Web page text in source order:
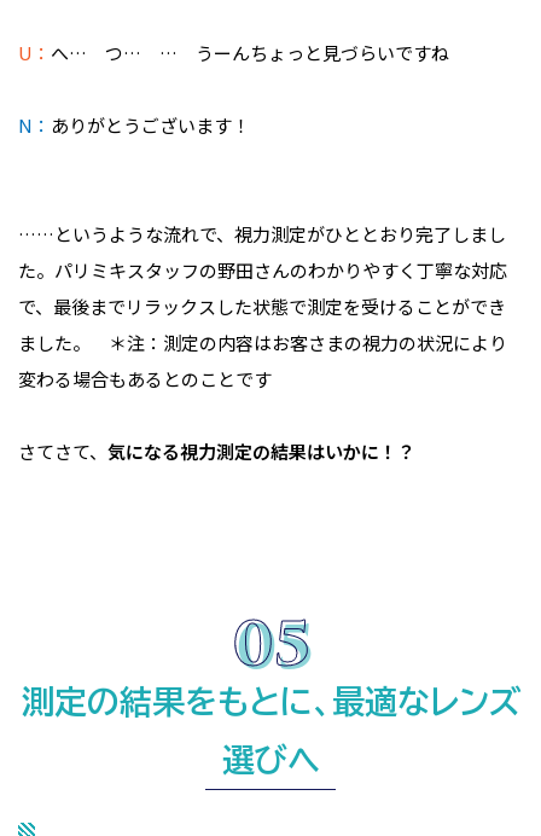
U： へ… つ… … うーんちょっと見づらいですね
N： ありがとうございます！
……というような流れで、視力測定がひととおり完了しまし
た。パリミキスタッフの野田さんのわかりやすく丁寧な対応
で、最後までリラックスした状態で測定を受けることができ
ました。 ＊注：測定の内容はお客さまの視力の状況により
変わる場合もあるとのことです
さてさて、 気になる視力測定の結果はいかに！？
測定の結果をもとに、最適なレンズ
選びへ